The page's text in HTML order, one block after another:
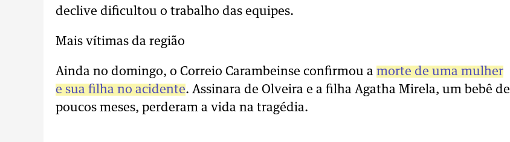
declive dificultou o trabalho das equipes.
Mais vítimas da região
Ainda no domingo, o Correio Carambeinse confirmou a morte de uma mulher
e sua filha no acidente. Assinara de Olveira e a filha Agatha Mirela, um bebê de
poucos meses, perderam a vida na tragédia.